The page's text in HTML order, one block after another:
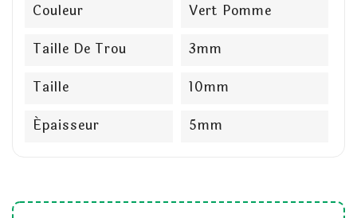
Couleur
Vert Pomme
Taille De Trou
3mm
Taille
10mm
Épaisseur
5mm